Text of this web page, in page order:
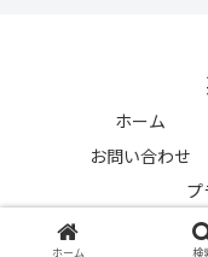
ホーム
お問い合わせ
©
ホーム 検